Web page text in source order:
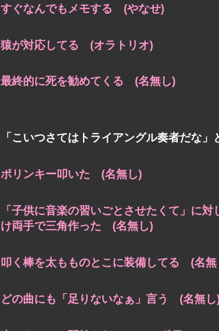
すぐなんでもメモする (やなせ)
猿が対応してる (オラトリオ)
最終的に死を勧めてくる (名無し)
「こいつさてはトライアングル奏者だな
ポリンキー叩いた (名無し)
「子供に音楽の習いごとさせたくて」に
け両手で三角作った (名無し)
叩く棒を太もものとこに装備してる (名無
どの曲にも「足りないなぁ」言う (名無し